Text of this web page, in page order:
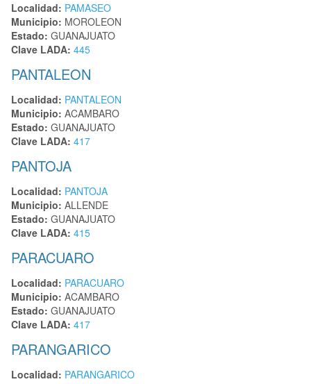
Localidad: PAMASEO
Municipio: MOROLEON
Estado: GUANAJUATO
Clave LADA: 445
PANTALEON
Localidad: PANTALEON
Municipio: ACAMBARO
Estado: GUANAJUATO
Clave LADA: 417
PANTOJA
Localidad: PANTOJA
Municipio: ALLENDE
Estado: GUANAJUATO
Clave LADA: 415
PARACUARO
Localidad: PARACUARO
Municipio: ACAMBARO
Estado: GUANAJUATO
Clave LADA: 417
PARANGARICO
Localidad: PARANGARICO